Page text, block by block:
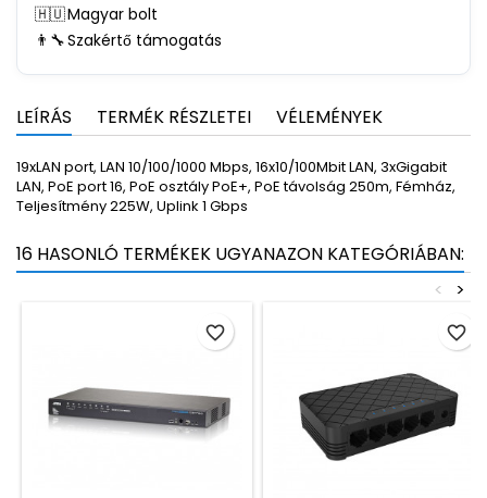
🇭🇺Magyar bolt
👨‍🔧Szakértő támogatás
LEÍRÁS TERMÉK RÉSZLETEI VÉLEMÉNYEK
19xLAN port, LAN 10/100/1000 Mbps, 16x10/100Mbit LAN, 3xGigabit
LAN, PoE port 16, PoE osztály PoE+, PoE távolság 250m, Fémház,
Teljesítmény 225W, Uplink 1 Gbps
16 HASONLÓ TERMÉKEK UGYANAZON KATEGÓRIÁBAN:
>
<
favorite_border favorite_border